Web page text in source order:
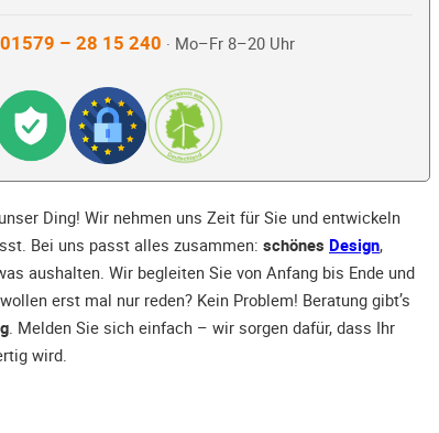
01579 – 28 15 240 · Mo–Fr 8–20 Uhr
Ding! Wir nehmen uns Zeit für Sie und entwickeln
Bei uns passt alles zusammen: schönes Design,
aushalten. Wir begleiten Sie von Anfang bis Ende und
erst mal nur reden? Kein Problem! Beratung gibt’s
. Melden Sie sich einfach – wir sorgen dafür, dass Ihr
wird.